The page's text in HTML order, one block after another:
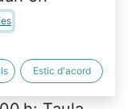
les
Estesa
Estic d'acord